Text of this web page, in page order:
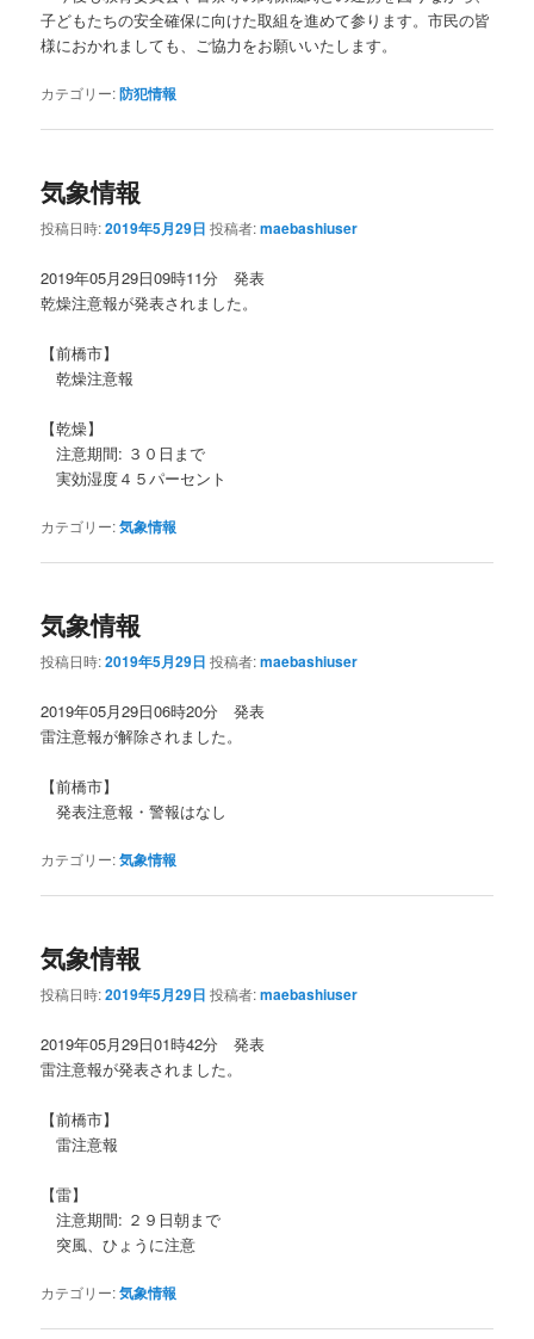
子どもたちの安全確保に向けた取組を進めて参ります。市民の皆
様におかれましても、ご協力をお願いいたします。
カテゴリー:防犯情報
気象情報
投稿日時:2019年5月29日 投稿者:maebashiuser
2019年05月29日09時11分 発表
乾燥注意報が発表されました。
【前橋市】
乾燥注意報
【乾燥】
注意期間: ３０日まで
実効湿度４５パーセント
カテゴリー:気象情報
気象情報
投稿日時:2019年5月29日 投稿者:maebashiuser
2019年05月29日06時20分 発表
雷注意報が解除されました。
【前橋市】
発表注意報・警報はなし
カテゴリー:気象情報
気象情報
投稿日時:2019年5月29日 投稿者:maebashiuser
2019年05月29日01時42分 発表
雷注意報が発表されました。
【前橋市】
雷注意報
【雷】
注意期間: ２９日朝まで
突風、ひょうに注意
カテゴリー:気象情報